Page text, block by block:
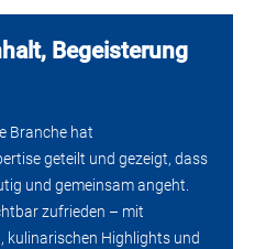
Begeisterung
Branche hat
geteilt und gezeigt, dass
und gemeinsam angeht.
zufrieden – mit
kulinarischen Highlights und